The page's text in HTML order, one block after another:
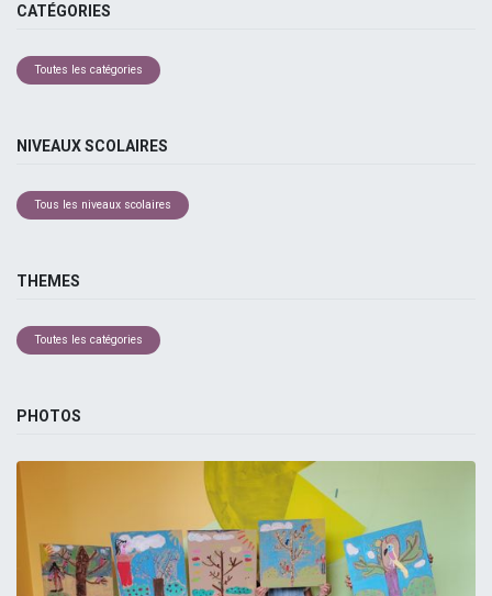
CATÉGORIES
Toutes les catégories
NIVEAUX SCOLAIRES
Tous les niveaux scolaires
THEMES
Toutes les catégories
PHOTOS